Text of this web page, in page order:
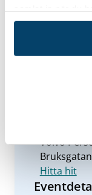
Volvo
Hitta hit